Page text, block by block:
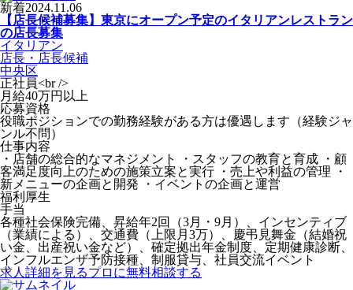
新着2024.11.06
【店長候補募集】東京にオープン予定のイタリアンレストラン
の店長募集
イタリアン
店長・店長候補
中央区
正社員<br />
月給40万円以上
応募資格
役職ポジションでの勤務経験がある方は優遇します（経験ジャ
ンル不問）
仕事内容
・店舗の総合的なマネジメント ・スタッフの教育と育成 ・顧
客満足度向上のための施策立案と実行 ・売上や利益の管理 ・
新メニューの企画と開発 ・イベントの企画と運営
福利厚生
手当
各種社会保険完備、昇給年2回（3月・9月）、インセンティブ
（業績による）、交通費（上限月3万）、慶弔見舞金（結婚祝
い金、出産祝い金など）、確定拠出年金制度、定期健康診断、
インフルエンザ予防接種、制服貸与、社員交流イベント
求人詳細を見るプロに無料相談する